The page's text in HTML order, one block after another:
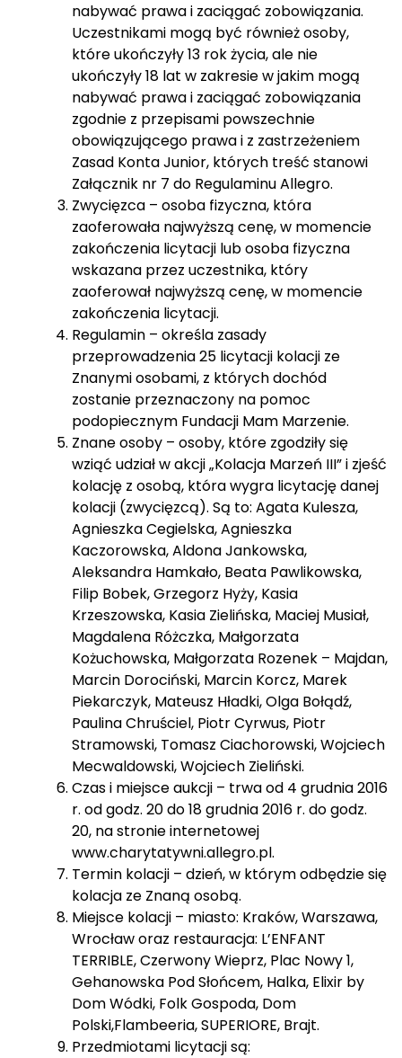
nabywać prawa i zaciągać zobowiązania.
Uczestnikami mogą być również osoby,
które ukończyły 13 rok życia, ale nie
ukończyły 18 lat w zakresie w jakim mogą
nabywać prawa i zaciągać zobowiązania
zgodnie z przepisami powszechnie
obowiązującego prawa i z zastrzeżeniem
Zasad Konta Junior, których treść stanowi
Załącznik nr 7 do Regulaminu Allegro.
Zwycięzca – osoba fizyczna, która
zaoferowała najwyższą cenę, w momencie
zakończenia licytacji lub osoba fizyczna
wskazana przez uczestnika, który
zaoferował najwyższą cenę, w momencie
zakończenia licytacji.
Regulamin – określa zasady
przeprowadzenia 25 licytacji kolacji ze
Znanymi osobami, z których dochód
zostanie przeznaczony na pomoc
podopiecznym Fundacji Mam Marzenie.
Znane osoby – osoby, które zgodziły się
wziąć udział w akcji „Kolacja Marzeń III” i zjeść
kolację z osobą, która wygra licytację danej
kolacji (zwycięzcą). Są to: Agata Kulesza,
Agnieszka Cegielska, Agnieszka
Kaczorowska, Aldona Jankowska,
Aleksandra Hamkało, Beata Pawlikowska,
Filip Bobek, Grzegorz Hyży, Kasia
Krzeszowska, Kasia Zielińska, Maciej Musiał,
Magdalena Różczka, Małgorzata
Kożuchowska, Małgorzata Rozenek – Majdan,
Marcin Dorociński, Marcin Korcz, Marek
Piekarczyk, Mateusz Hładki, Olga Bołądź,
Paulina Chruściel, Piotr Cyrwus, Piotr
Stramowski, Tomasz Ciachorowski, Wojciech
Mecwaldowski, Wojciech Zieliński.
Czas i miejsce aukcji – trwa od 4 grudnia 2016
r. od godz. 20 do 18 grudnia 2016 r. do godz.
20, na stronie internetowej
www.charytatywni.allegro.pl.
Termin kolacji – dzień, w którym odbędzie się
kolacja ze Znaną osobą.
Miejsce kolacji – miasto: Kraków, Warszawa,
Wrocław oraz restauracja: L’ENFANT
TERRIBLE, Czerwony Wieprz, Plac Nowy 1,
Gehanowska Pod Słońcem, Halka, Elixir by
Dom Wódki, Folk Gospoda, Dom
Polski,Flambeeria, SUPERIORE, Brajt.
Przedmiotami licytacji są: